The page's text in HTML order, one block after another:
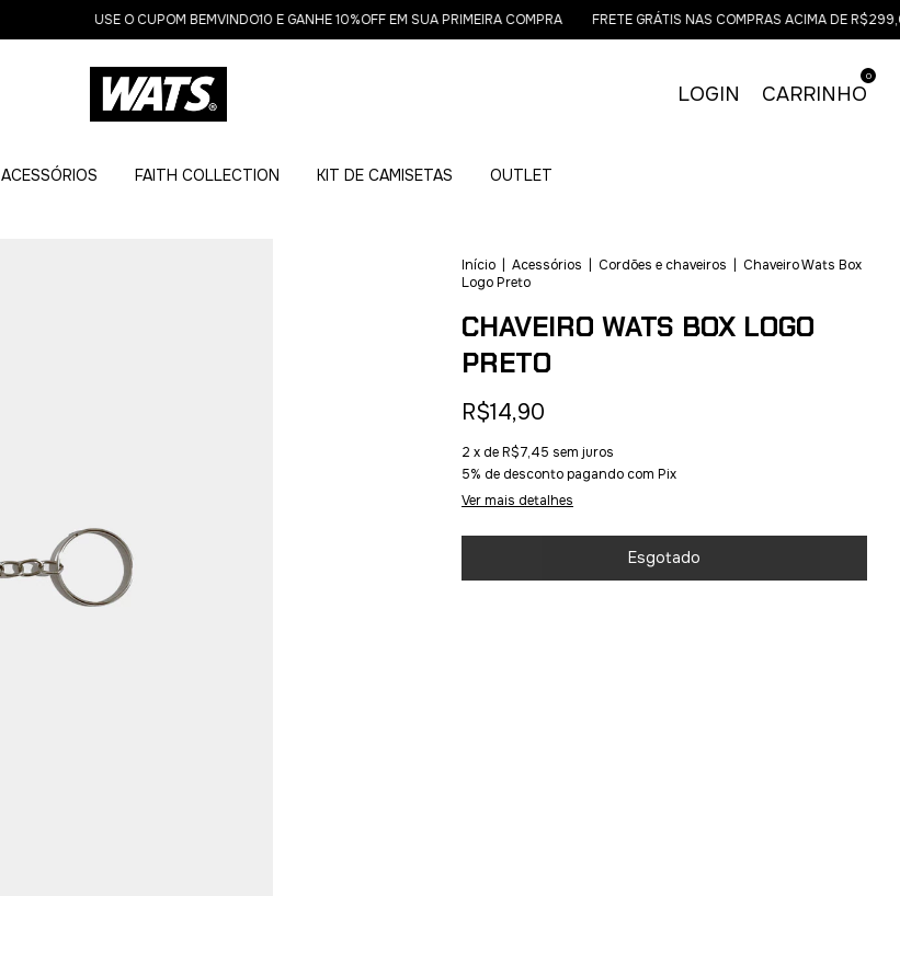
USE O CUPOM BEMVINDO10 E GANHE 10%OFF EM SUA PRIMEIRA COMPRA FRETE GRÁTIS NAS COMPRAS ACIMA DE R$299,00
LOGIN CARRINHO
0
ACESSÓRIOS FAITH COLLECTION KIT DE CAMISETAS OUTLET
Início Acessórios Cordões e chaveiros
Chaveiro Wats Box
Logo Preto
CHAVEIRO WATS BOX LOGO
PRETO
R$14,90
2 x deR$7,45 sem juros
5% de descontopagando com Pix
Ver mais detalhes